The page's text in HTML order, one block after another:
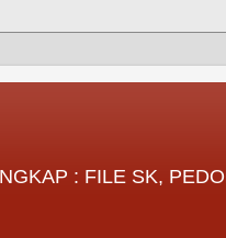
: FILE SK,